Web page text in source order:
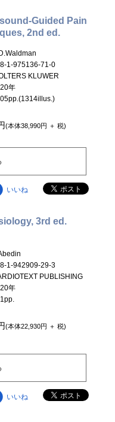
Guided Pain
2nd ed.
1-975136-71-0
KLUWER
年
(本体38,990円 ＋ 税)
いいね
3rd ed.
1-942909-29-3
PUBLISHING
年
(本体22,930円 ＋ 税)
いいね